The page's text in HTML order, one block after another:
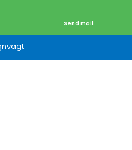
Send mail